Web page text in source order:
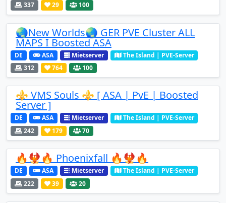
337
29 100
🌏New Worlds🌏 GER PVE Cluster ALL
MAPS I Boosted ASA
DE ASA Mietserver
The Island | PVE-Server
312
764 100
⚜️ VMS Souls ⚜️ [ ASA | PvE | Boosted
Server ]
DE ASA Mietserver
The Island | PVE-Server
242
179 70
🔥🐦‍🔥🔥 Phoenixfall 🔥🐦‍🔥🔥
DE ASA Mietserver
The Island | PVE-Server
222
39 20